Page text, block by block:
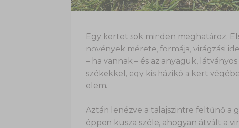
Egy kertet sok minden meghatároz.
növények mérete, formája, virágzási
– ha vannak – és az anyaguk,
székekkel, egy kis házikó a kert
elem.
Aztán lenézve a talajszintre feltűnő a
éppen kusza széle, ahogyan átvált a